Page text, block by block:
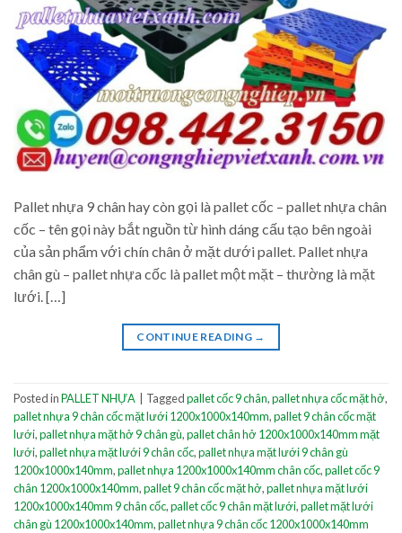
Pallet nhựa 9 chân hay còn gọi là pallet cốc – pallet nhựa chân
cốc – tên gọi này bắt nguồn từ hình dáng cấu tạo bên ngoài
của sản phẩm với chín chân ở mặt dưới pallet. Pallet nhựa
chân gù – pallet nhựa cốc là pallet một mặt – thường là mặt
lưới. […]
CONTINUE READING →
Posted inPALLET NHỰA Taggedpallet cốc 9 chân,pallet nhựa cốc mặt hở,
pallet nhựa 9 chân cốc mặt lưới 1200x1000x140mm,pallet 9 chân cốc mặt
lưới,pallet nhựa mặt hở 9 chân gù,pallet chân hở 1200x1000x140mm mặt
lưới,pallet nhựa mặt lưới 9 chân cốc,pallet nhựa mặt lưới 9 chân gù
1200x1000x140mm,pallet nhựa 1200x1000x140mm chân cốc,pallet cốc 9
chân 1200x1000x140mm,pallet 9 chân cốc mặt hở,pallet nhựa mặt lưới
1200x1000x140mm 9 chân cốc,pallet cốc 9 chân mặt lưới,pallet mặt lưới
chân gù 1200x1000x140mm,pallet nhựa 9 chân cốc 1200x1000x140mm